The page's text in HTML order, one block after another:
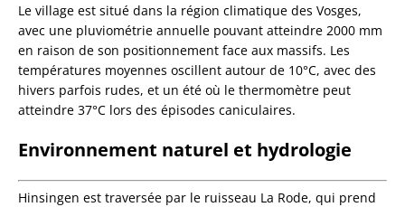
Le village est situé dans la région climatique des Vosges,
avec une pluviométrie annuelle pouvant atteindre 2000 mm
en raison de son positionnement face aux massifs. Les
températures moyennes oscillent autour de 10°C, avec des
hivers parfois rudes, et un été où le thermomètre peut
atteindre 37°C lors des épisodes caniculaires.
Environnement naturel et hydrologie
Hinsingen est traversée par le ruisseau La Rode, qui prend